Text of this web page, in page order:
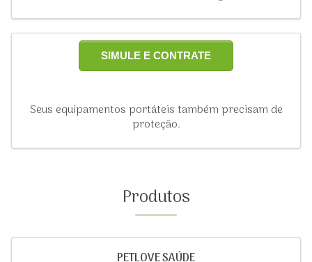
Seus equipamentos portáteis também precisam de
proteção.
SIMULE E CONTRATE
Produtos